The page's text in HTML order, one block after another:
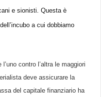
e sionisti. Questa è
a cui dobbiamo
contro l’altra le maggiori
deve assicurare la
del capitale finanziario ha